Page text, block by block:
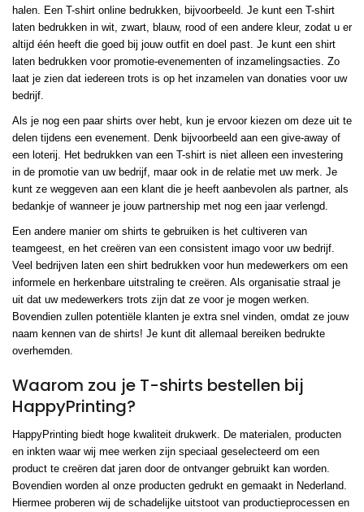
halen. Een T-shirt online bedrukken, bijvoorbeeld. Je kunt een T-shirt
laten bedrukken in wit, zwart, blauw, rood of een andere kleur, zodat u er
altijd één heeft die goed bij jouw outfit en doel past. Je kunt een shirt
laten bedrukken voor promotie-evenementen of inzamelingsacties. Zo
laat je zien dat iedereen trots is op het inzamelen van donaties voor uw
bedrijf.
Als je nog een paar shirts over hebt, kun je ervoor kiezen om deze uit te
delen tijdens een evenement. Denk bijvoorbeeld aan een give-away of
een loterij. Het bedrukken van een T-shirt is niet alleen een investering
in de promotie van uw bedrijf, maar ook in de relatie met uw merk. Je
kunt ze weggeven aan een klant die je heeft aanbevolen als partner, als
bedankje of wanneer je jouw partnership met nog een jaar verlengd.
Een andere manier om shirts te gebruiken is het cultiveren van
teamgeest, en het creëren van een consistent imago voor uw bedrijf.
Veel bedrijven laten een shirt bedrukken voor hun medewerkers om een
informele en herkenbare uitstraling te creëren. Als organisatie straal je
uit dat uw medewerkers trots zijn dat ze voor je mogen werken.
Bovendien zullen potentiële klanten je extra snel vinden, omdat ze jouw
naam kennen van de shirts! Je kunt dit allemaal bereiken bedrukte
overhemden.
Waarom zou je T-shirts bestellen bij
HappyPrinting?
HappyPrinting biedt hoge kwaliteit drukwerk. De materialen, producten
en inkten waar wij mee werken zijn speciaal geselecteerd om een
product te creëren dat jaren door de ontvanger gebruikt kan worden.
Bovendien worden al onze producten gedrukt en gemaakt in Nederland.
Hiermee proberen wij de schadelijke uitstoot van productieprocessen en